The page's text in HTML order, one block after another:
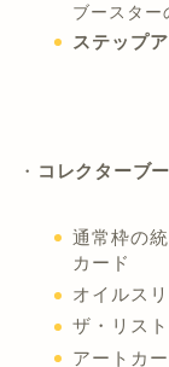
ブースター
ステップ
・ コレクターブ
通常枠の
カード
オイルス
ザ・リスト
アートカ